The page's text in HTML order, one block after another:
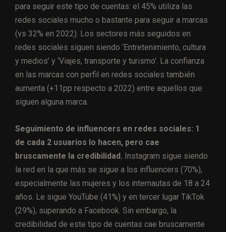
para seguir este tipo de cuentas: el 45% utiliza las
redes sociales mucho o bastante para seguir a marcas
(vs 32% en 2022). Los sectores más seguidos en
redes sociales siguen siendo ‘Entretenimiento, cultura
y medios’ y ‘Viajes, transporte y turismo’. La confianza
en las marcas con perfil en redes sociales también
aumenta (+11pp respecto a 2022) entre aquellos que
siguen alguna marca.
Seguimiento de influencers en redes sociales: 1
de cada 2 usuarios lo hacen, pero cae
bruscamente la credibilidad. Instagram sigue siendo
la red en la que más se sigue a los influencers (70%),
especialmente las mujeres y los internautas de 18 a 24
años. Le sigue YouTube (41%) y en tercer lugar TikTok
(29%), superando a Facebook. Sin embargo, la
credibilidad de este tipo de cuentas cae bruscamente